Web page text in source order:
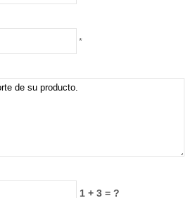
*
1 + 3 = ?